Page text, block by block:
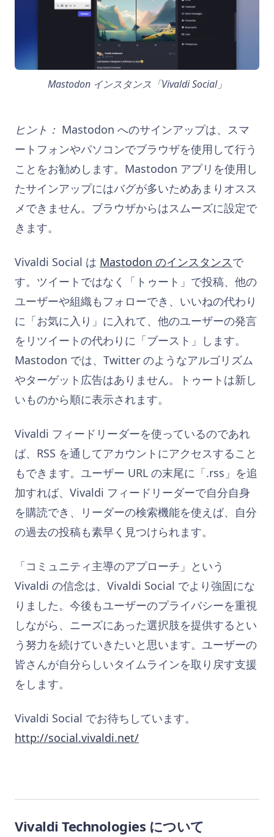
Mastodon インスタンス「Vivaldi Social」
ヒント： Mastodon へのサインアップは、スマ
ートフォンやパソコンでブラウザを使用して行う
ことをお勧めします。Mastodon アプリを使用し
たサインアップにはバグが多いためあまりオスス
メできません。ブラウザからはスムーズに設定で
きます。
Vivaldi Social は Mastodon のインスタンスで
す。ツイートではなく「トゥート」で投稿、他の
ユーザーや組織もフォローでき、いいねの代わり
に「お気に入り」に入れて、他のユーザーの発言
をリツイートの代わりに「ブースト」します。
Mastodon では、Twitter のようなアルゴリズム
やターゲット広告はありません。トゥートは新し
いものから順に表示されます。
Vivaldi フィードリーダーを使っているのであれ
ば、RSS を通してアカウントにアクセスすること
もできます。ユーザー URL の末尾に「.rss」を追
加すれば、Vivaldi フィードリーダーで自分自身
を購読でき、リーダーの検索機能を使えば、自分
の過去の投稿も素早く見つけられます。
「コミュニティ主導のアプローチ」という
Vivaldi の信念は、Vivaldi Social でより強固にな
りました。今後もユーザーのプライバシーを重視
しながら、ニーズにあった選択肢を提供するとい
う努力を続けていきたいと思います。ユーザーの
皆さんが自分らしいタイムラインを取り戻す支援
をします。
Vivaldi Social でお待ちしています。
http://social.vivaldi.net/
Vivaldi Technologies について